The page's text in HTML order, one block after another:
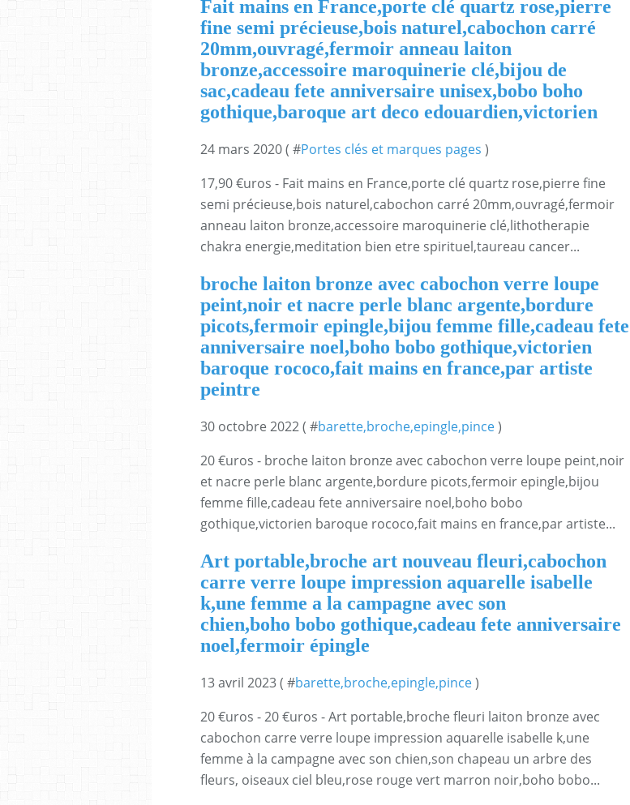
Fait mains en France,porte clé quartz rose,pierre
fine semi précieuse,bois naturel,cabochon carré
20mm,ouvragé,fermoir anneau laiton
bronze,accessoire maroquinerie clé,bijou de
sac,cadeau fete anniversaire unisex,bobo boho
gothique,baroque art deco edouardien,victorien
24 mars 2020 ( #Portes clés et marques pages )
17,90 €uros - Fait mains en France,porte clé quartz rose,pierre fine
semi précieuse,bois naturel,cabochon carré 20mm,ouvragé,fermoir
anneau laiton bronze,accessoire maroquinerie clé,lithotherapie
chakra energie,meditation bien etre spirituel,taureau cancer...
broche laiton bronze avec cabochon verre loupe
peint,noir et nacre perle blanc argente,bordure
picots,fermoir epingle,bijou femme fille,cadeau fete
anniversaire noel,boho bobo gothique,victorien
baroque rococo,fait mains en france,par artiste
peintre
30 octobre 2022 ( #barette,broche,epingle,pince)
20 €uros - broche laiton bronze avec cabochon verre loupe peint,noir
et nacre perle blanc argente,bordure picots,fermoir epingle,bijou
femme fille,cadeau fete anniversaire noel,boho bobo
gothique,victorien baroque rococo,fait mains en france,par artiste...
Art portable,broche art nouveau fleuri,cabochon
carre verre loupe impression aquarelle isabelle
k,une femme a la campagne avec son
chien,boho bobo gothique,cadeau fete anniversaire
noel,fermoir épingle
13 avril 2023 ( #barette,broche,epingle,pince)
20 €uros - 20 €uros - Art portable,broche fleuri laiton bronze avec
cabochon carre verre loupe impression aquarelle isabelle k,une
femme à la campagne avec son chien,son chapeau un arbre des
fleurs, oiseaux ciel bleu,rose rouge vert marron noir,boho bobo...